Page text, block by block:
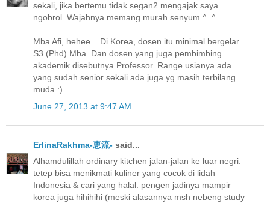
sekali, jika bertemu tidak segan2 mengajak saya
ngobrol. Wajahnya memang murah senyum ^_^
Mba Afi, hehee... Di Korea, dosen itu minimal bergelar
S3 (Phd) Mba. Dan dosen yang juga pembimbing
akademik disebutnya Professor. Range usianya ada
yang sudah senior sekali ada juga yg masih terbilang
muda :)
June 27, 2013 at 9:47 AM
ErlinaRakhma-恵流- said...
Alhamdulillah ordinary kitchen jalan-jalan ke luar negri.
tetep bisa menikmati kuliner yang cocok di lidah
Indonesia & cari yang halal. pengen jadinya mampir
korea juga hihihihi (meski alasannya msh nebeng study